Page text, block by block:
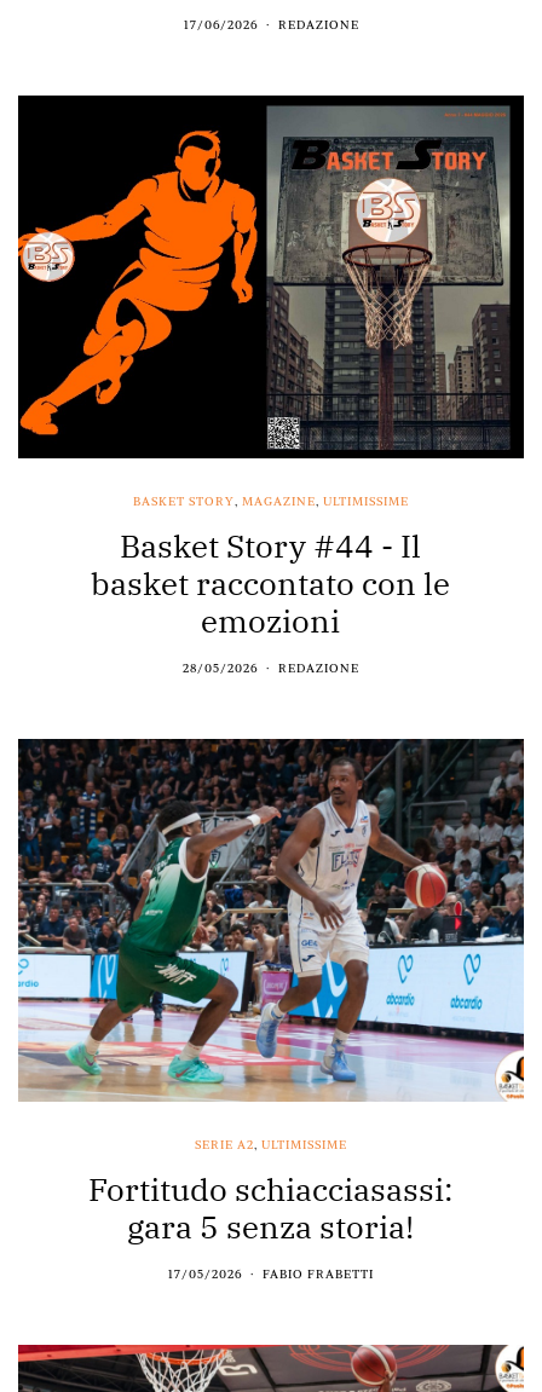
17/06/2026 REDAZIONE
BASKET STORY, MAGAZINE, ULTIMISSIME
Basket Story #44 - Il
basket raccontato con le
emozioni
28/05/2026 REDAZIONE
SERIE A2, ULTIMISSIME
Fortitudo schiacciasassi:
gara 5 senza storia!
17/05/2026 FABIO FRABETTI